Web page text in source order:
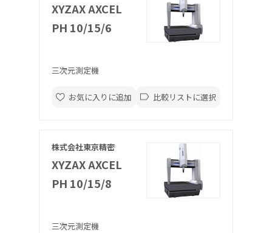
XYZAX AXCEL
PH 10/15/6
三次元測定機
お気に入りに追加 比較リストに選択
株式会社東京精密
XYZAX AXCEL
PH 10/15/8
三次元測定機